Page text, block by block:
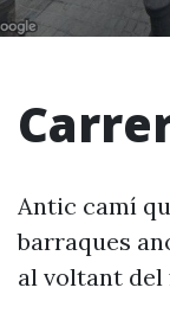
Antic camí
barraques
al voltant del